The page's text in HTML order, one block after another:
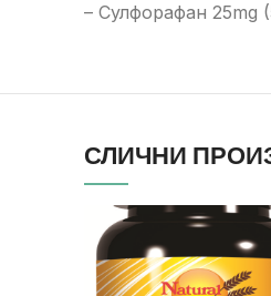
– Сулфорафан 25mg
СЛИЧНИ